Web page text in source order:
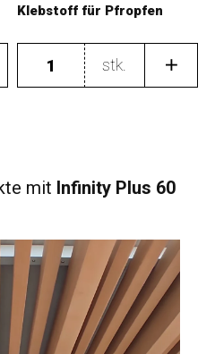
Klebstoff für Pfropfen
stk.
mit Infinity Plus 60